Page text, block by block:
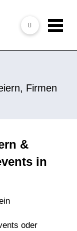
Firmen
&
in
oder